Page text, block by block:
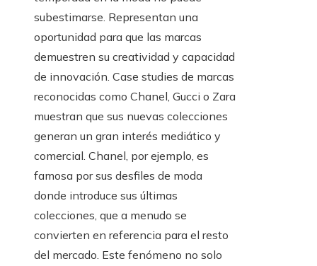
subestimarse. Representan una
oportunidad para que las marcas
demuestren su creatividad y capacidad
de innovación. Case studies de marcas
reconocidas como Chanel, Gucci o Zara
muestran que sus nuevas colecciones
generan un gran interés mediático y
comercial. Chanel, por ejemplo, es
famosa por sus desfiles de moda
donde introduce sus últimas
colecciones, que a menudo se
convierten en referencia para el resto
del mercado. Este fenómeno no solo